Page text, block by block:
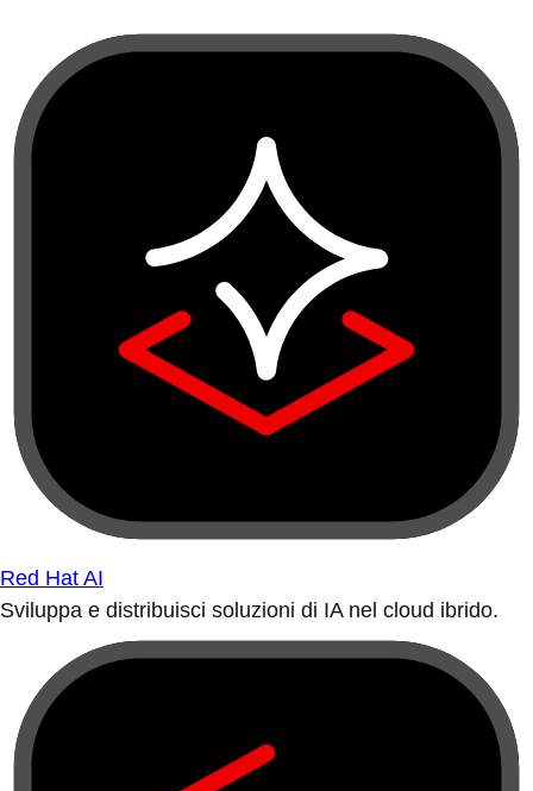
Red Hat AI
Sviluppa e distribuisci soluzioni di IA nel cloud ibrido.